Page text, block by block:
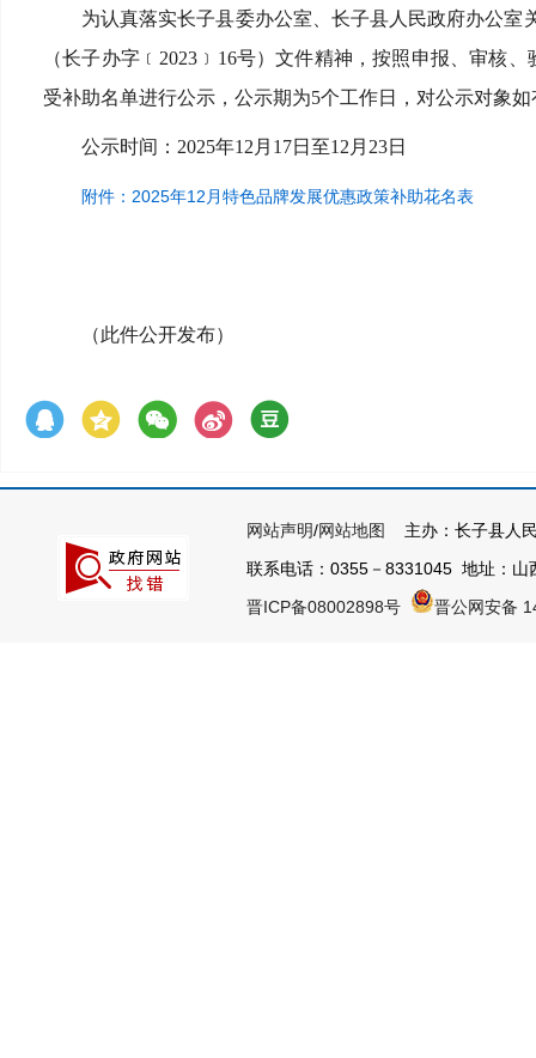
为认真落实长子县委办公室、长子县人民政府办公
（长子办字﹝2023﹞16号）文件精神，按照申报、审核
受补助名单进行公示，公示期为5个工作日，对公示对象
公示时间：2025年12月17日至12月23日
附件：2025年12月特色品牌发展优惠政策补助花名表
（此件公开发布）
网站声明/网站地图
主办：长子县人
联系电话：0355－8331045 地址：
晋ICP备08002898号
晋公网安备